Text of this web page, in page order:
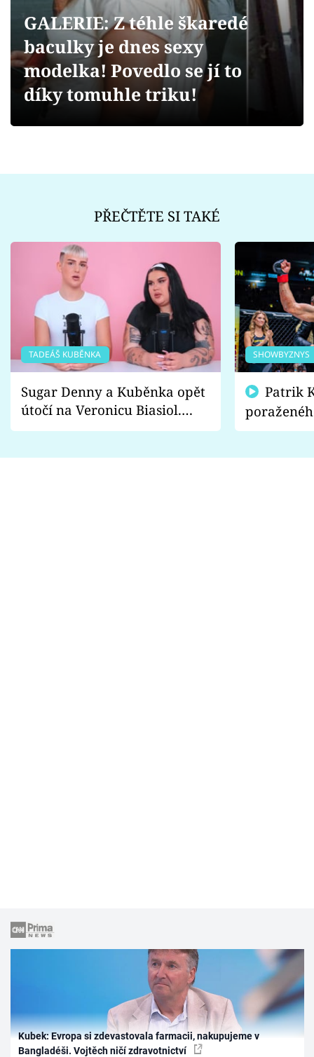
Videa
Sledujte prima+
GALERIE: Z téhle škaredé
baculky je dnes sexy
modelka! Povedlo se jí to
díky tomuhle triku!
PŘEČTĚTE SI TAKÉ
TADEÁŠ KUBĚNKA
Sugar Denny a Kuběnka opět
útočí na Veronicu Biasiol.
Proč je podle nich falešná a
SHOWBYZNYS
fanoušci
Kubek: Evropa si zdevastovala farmacii, nakupujeme v
Bangladéši. Vojtěch ničí zdravotnictví